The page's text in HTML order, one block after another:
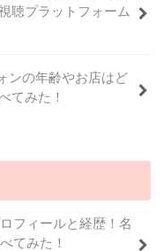
聴プラットフォーム
ンの年齢やお店はど
てみた！
フィールと経歴！名
てみた！